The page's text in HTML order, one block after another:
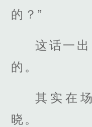
的？”
这话一
的。
其实在
晓。